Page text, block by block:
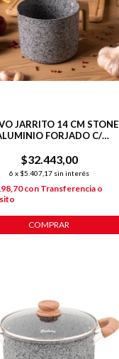
JARRITO 14 CM STONE
FORJADO C/
INDUCCION
$32.443,00
6 x $5.407,17 sin interés
con Transferencia o
COMPRAR